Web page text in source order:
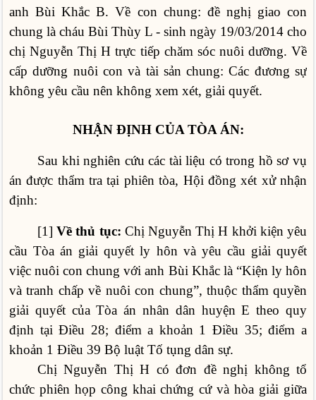
anh Bùi Khắc B. Về con chung: đề nghị giao con
chung là cháu Bùi Thùy L - sinh ngày 19/03/2014 cho
chị Nguyễn Thị H trực tiếp chăm sóc nuôi dưỡng. Về
cấp dưỡng nuôi con và tài sản chung: Các đương sự
không yêu cầu nên không xem xét, giải quyết.
NHẬN ĐỊNH CỦA TÒA ÁN:
Sau khi nghiên cứu các tài liệu có trong hồ sơ vụ
án được thẩm tra tại phiên tòa, Hội đồng xét xử nhận
định:
[1]Về thủ tục: Chị Nguyễn Thị H khởi kiện yêu
cầu Tòa án giải quyết ly hôn và yêu cầu giải quyết
việc nuôi con chung với anh Bùi Khắc là “Kiện ly hôn
và tranh chấp về nuôi con chung”, thuộc thẩm quyền
giải quyết của Tòa án nhân dân huyện E theo quy
định tại Điều 28; điểm a khoản 1 Điều 35; điểm a
khoản 1 Điều 39 Bộ luật Tố tụng dân sự.
Chị Nguyễn Thị H có đơn đề nghị không tổ
chức phiên họp công khai chứng cứ và hòa giải giữa